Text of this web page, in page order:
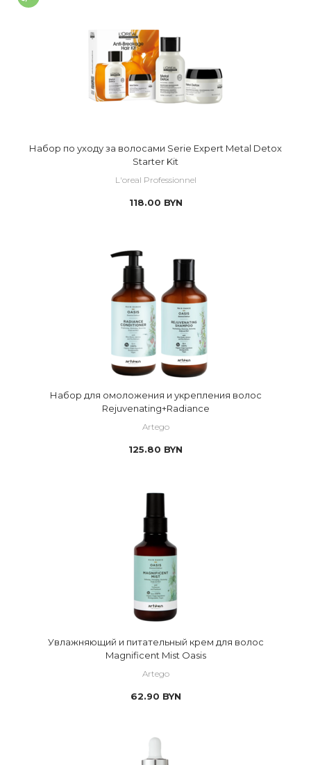
Набор по уходу за волосами Serie Expert Metal Detox
Starter Kit
L'oreal Professionnel
118.00 BYN
Набор для омоложения и укрепления волос
Rejuvenating+Radiance
Artego
125.80 BYN
Увлажняющий и питательный крем для волос
Magnificent Mist Oasis
Artego
62.90 BYN